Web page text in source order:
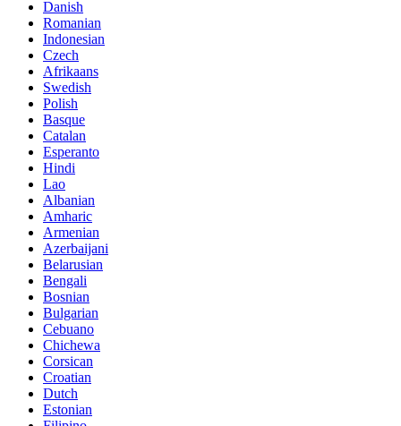
Danish
Romanian
Indonesian
Czech
Afrikaans
Swedish
Polish
Basque
Catalan
Esperanto
Hindi
Lao
Albanian
Amharic
Armenian
Azerbaijani
Belarusian
Bengali
Bosnian
Bulgarian
Cebuano
Chichewa
Corsican
Croatian
Dutch
Estonian